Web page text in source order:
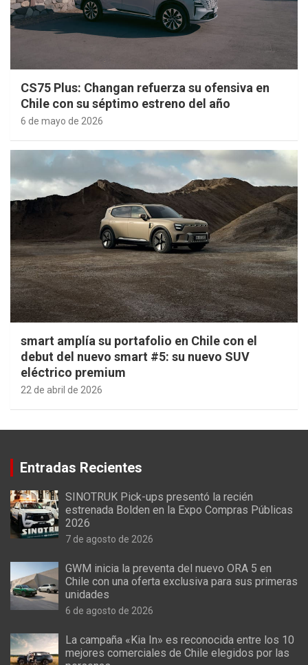
CS75 Plus: Changan refuerza su ofensiva en
Chile con su séptimo estreno del año
6 de mayo de 2026
smart amplía su portafolio en Chile con el
debut del nuevo smart #5: su nuevo SUV
eléctrico premium
22 de abril de 2026
Entradas Recientes
SINOTRUK Pick-ups presentó la recién
estrenada Bolden en la Expo Compras Públicas
2026
7 de agosto de 2026
GWM inicia la preventa del nuevo ORA 5 en
Chile con una oferta exclusiva para sus primeras
unidades
6 de agosto de 2026
La campaña «Kia In» es reconocida entre los 10
mejores comerciales de Chile elegidos por las